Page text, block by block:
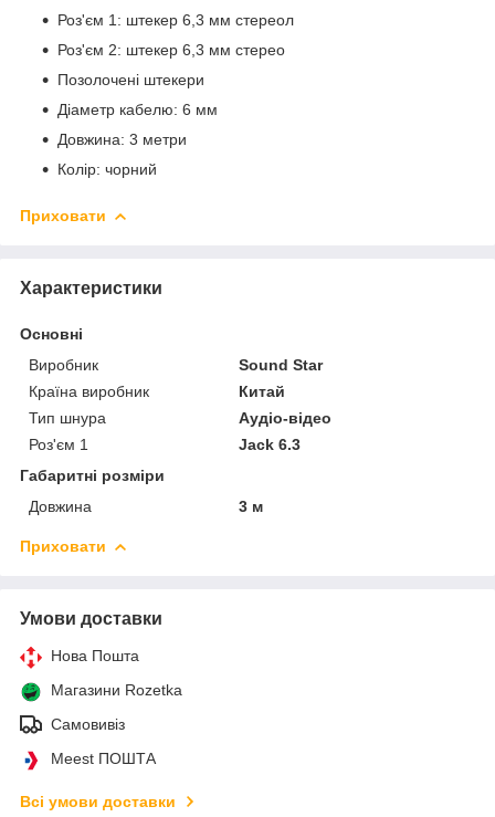
Роз'єм 1: штекер 6,3 мм стереол
Роз'єм 2: штекер 6,3 мм стерео
Позолочені штекери
Діаметр кабелю: 6 мм
Довжина: 3 метри
Колір: чорний
Приховати
Характеристики
Основні
Виробник
Sound Star
Країна виробник
Китай
Тип шнура
Аудіо-відео
Роз'єм 1
Jack 6.3
Габаритні розміри
Довжина
3 м
Приховати
Умови доставки
Нова Пошта
Магазини Rozetka
Самовивіз
Meest ПОШТА
Всі умови доставки